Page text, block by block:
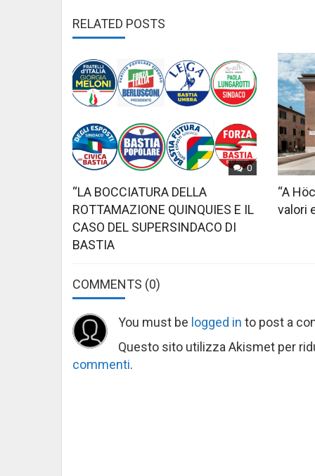
RELATED POSTS
0
“LA BOCCIATURA DELLA
ROTTAMAZIONE QUINQUIES E IL
CASO DEL SUPERSINDACO DI
BASTIA
“A
valori
COMMENTS (0)
You must be logged in to post a
Questo sito utilizza Akismet per
commenti.